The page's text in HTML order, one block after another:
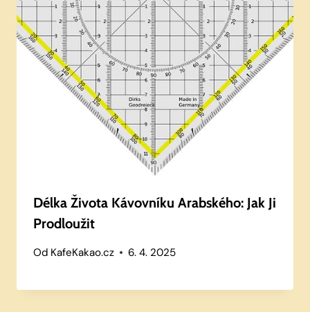
Délka Života Kávovníku Arabského: Jak Ji
Prodloužit
Od KafeKakao.cz 6. 4. 2025